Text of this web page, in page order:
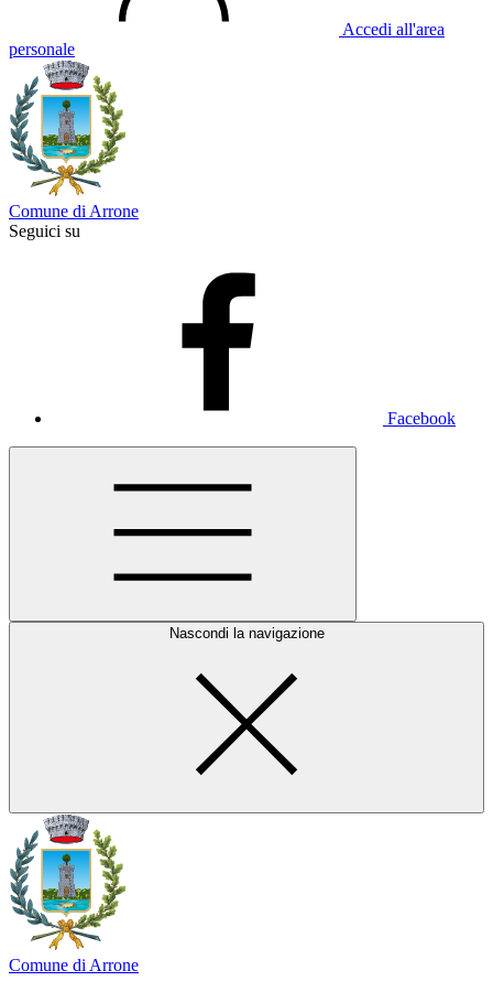
Accedi all'area
personale
Comune di Arrone
Seguici su
Facebook
Nascondi la navigazione
Comune di Arrone